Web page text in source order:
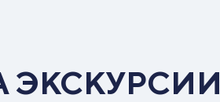
ЭКСКУРСИИ